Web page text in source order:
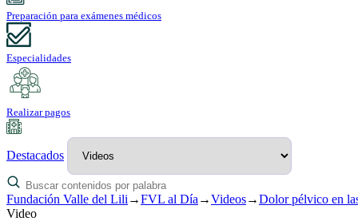
Preparación para exámenes médicos
Especialidades
Realizar pagos
Destacados
Fundación Valle del Lili →FVL al Día →Videos→Dolor pélvico en
Video